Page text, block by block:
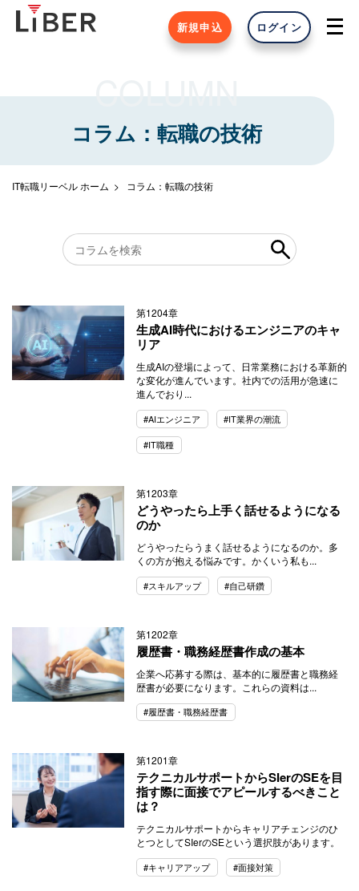
新規申込 ログイン
COLUMN
コラム：転職の技術
IT転職リーベル ホーム コラム：転職の技術
第1204章
生成AI時代におけるエンジニアのキャ
リア
生成AIの登場によって、日常業務における革新的
な変化が進んでいます。社内での活用が急速に
進んでおり...
#AIエンジニア #IT業界の潮流
#IT職種
第1203章
どうやったら上手く話せるようになる
のか
どうやったらうまく話せるようになるのか。多
くの方が抱える悩みです。かくいう私も...
#スキルアップ #自己研鑽
第1202章
履歴書・職務経歴書作成の基本
企業へ応募する際は、基本的に履歴書と職務経
歴書が必要になります。これらの資料は...
#履歴書・職務経歴書
第1201章
テクニカルサポートからSIerのSEを目
指す際に面接でアピールするべきこと
は？
テクニカルサポートからキャリアチェンジのひ
とつとしてSIerのSEという選択肢があります。
#キャリアアップ #面接対策